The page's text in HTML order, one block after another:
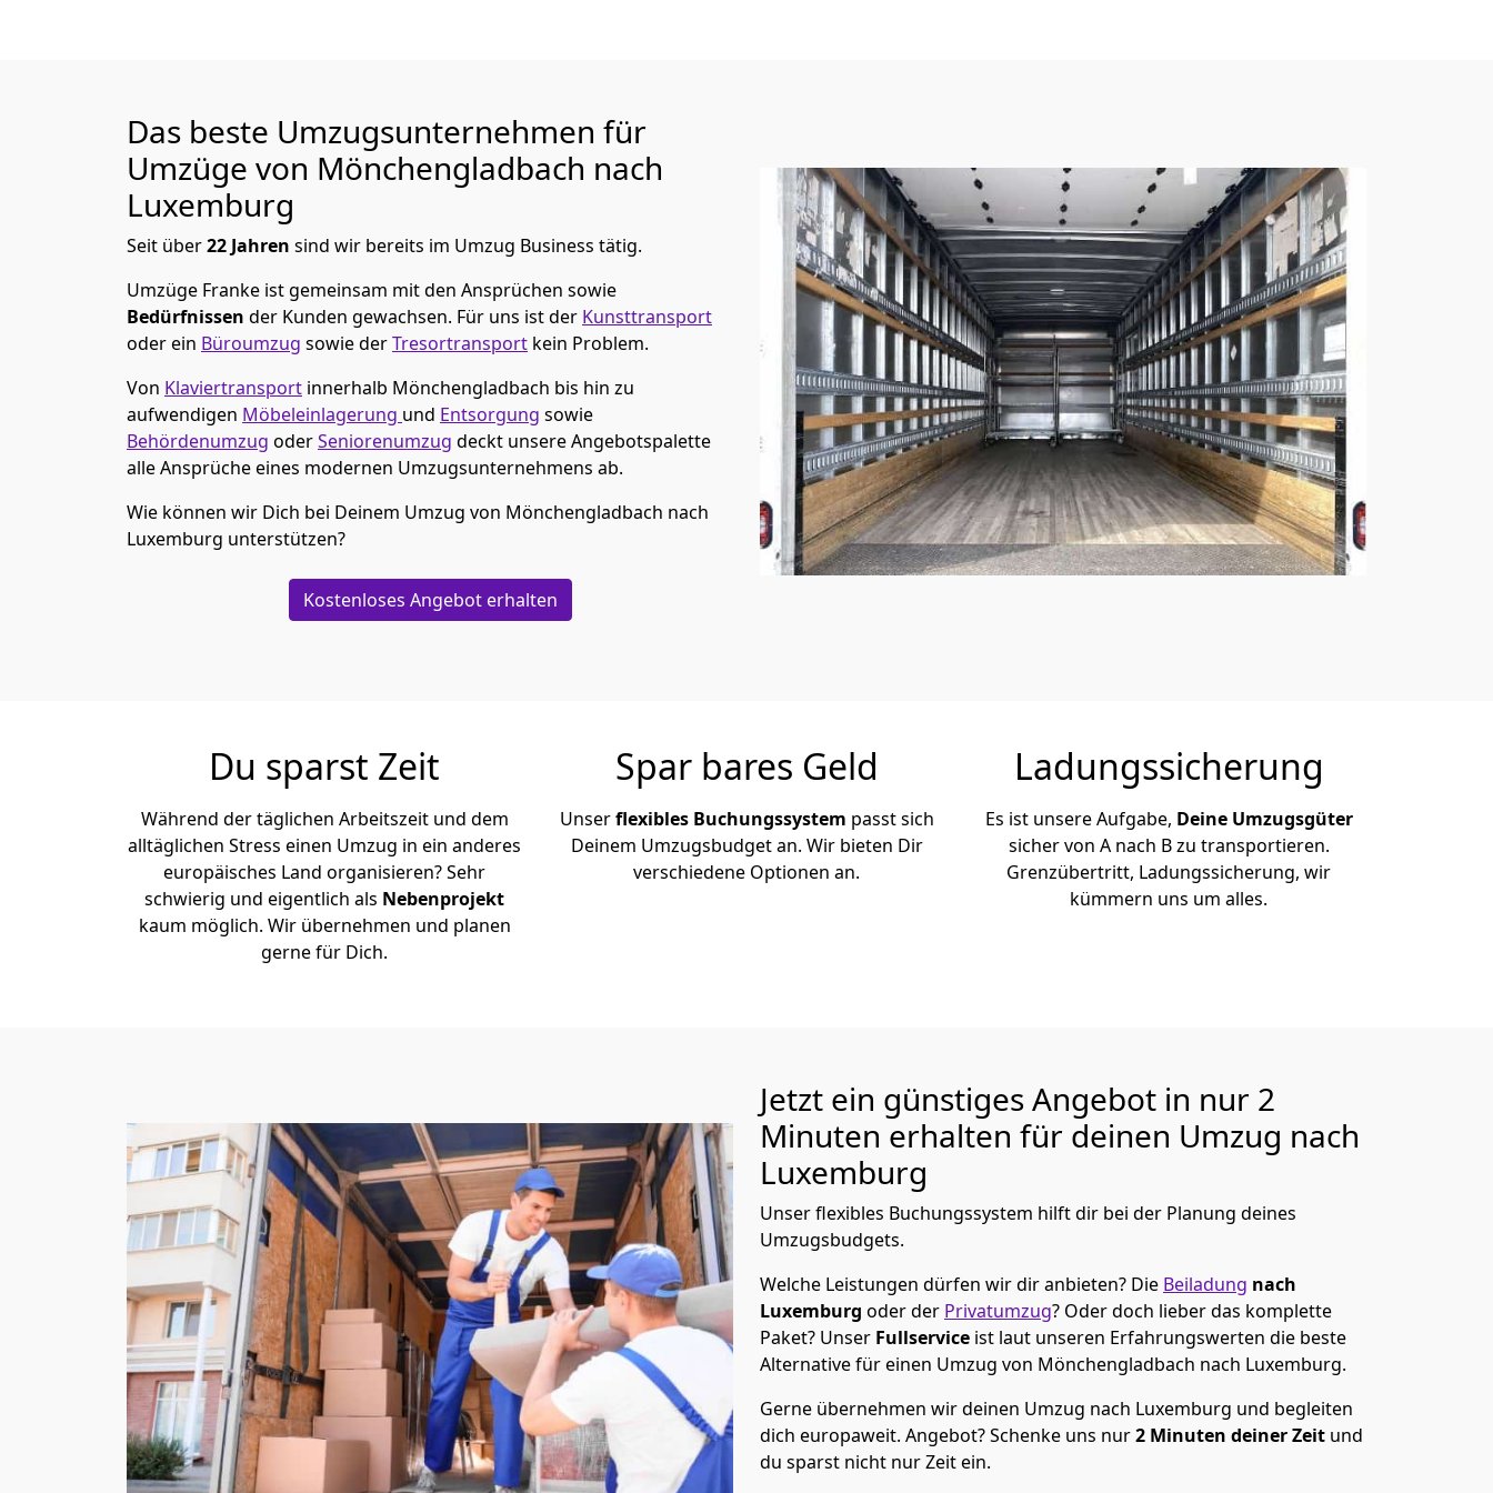
Das beste Umzugsunternehmen für
Umzüge von Mönchen­gladbach nach
Luxemburg
Seit über22 Jahren sind wir bereits im Umzug Business tätig.
Umzüge Franke ist gemeinsam mit den Ansprüchen sowie
Bedürfnissen der Kunden gewachsen. Für uns ist der Kunsttransport
oder ein Büroumzug sowie derTresortransport kein Problem.
Von Klaviertransport innerhalb Mönchen­gladbach bis hin zu
aufwendigen Möbeleinlagerung und Entsorgung sowie
Behördenumzug oderSeniorenumzug deckt unsere Angebotspalette
alle Ansprüche eines modernen Umzugsunternehmens ab.
Wie können wir Dich bei Deinem Umzug von Mönchen­gladbach nach
Luxemburg unterstützen?
Kostenloses Angebot erhalten
Du sparst Zeit
Während der täglichen Arbeitszeit und dem
alltäglichen Stress einen Umzug in ein anderes
europäisches Land organisieren? Sehr
schwierig und eigentlich als Nebenprojekt
kaum möglich. Wir übernehmen und planen
gerne für Dich.
Spar bares Geld
Unserflexibles Buchungssystem passt sich
Deinem Umzugsbudget an. Wir bieten Dir
verschiedene Optionen an.
Ladungssicherung
Es ist unsere Aufgabe, Deine Umzugsgüter
sicher von A nach B zu transportieren.
Grenzübertritt, Ladungssicherung, wir
kümmern uns um alles.
Jetzt ein günstiges Angebot in nur 2
Minuten erhalten für deinen Umzug nach
Luxemburg
Unser flexibles Buchungssystem hilft dir bei der Planung deines
Umzugsbudgets.
Welche Leistungen dürfen wir dir anbieten? Die Beiladung nach
Luxemburg oder der Privatumzug? Oder doch lieber das komplette
Paket? Unser Fullservice ist laut unseren Erfahrungswerten die beste
Alternative für einen Umzug von Mönchen­gladbach nach Luxemburg.
Gerne übernehmen wir deinen Umzug nach Luxemburg und begleiten
dich europaweit. Angebot? Schenke uns nur2 Minuten deiner Zeit und
du sparst nicht nur Zeit ein.